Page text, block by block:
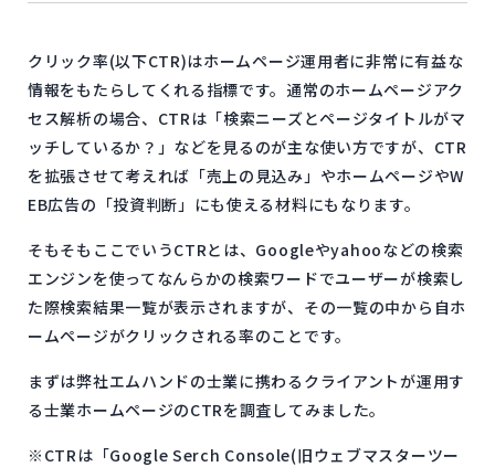
クリック率(以下CTR)はホームページ運用者に非常に有益な
情報をもたらしてくれる指標です。通常のホームページアク
セス解析の場合、CTRは「検索ニーズとページタイトルがマ
ッチしているか？」などを見るのが主な使い方ですが、CTR
を拡張させて考えれば「売上の見込み」やホームページやW
EB広告の「投資判断」にも使える材料にもなります。
そもそもここでいうCTRとは、Googleやyahooなどの検索
エンジンを使ってなんらかの検索ワードでユーザーが検索し
た際検索結果一覧が表示されますが、その一覧の中から自ホ
ームページがクリックされる率のことです。
まずは弊社エムハンドの士業に携わるクライアントが運用す
る士業ホームページのCTRを調査してみました。
※CTRは「Google Serch Console(旧ウェブマスターツー